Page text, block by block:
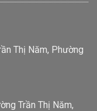
Thị Năm, Phường
Trần Thị Năm,